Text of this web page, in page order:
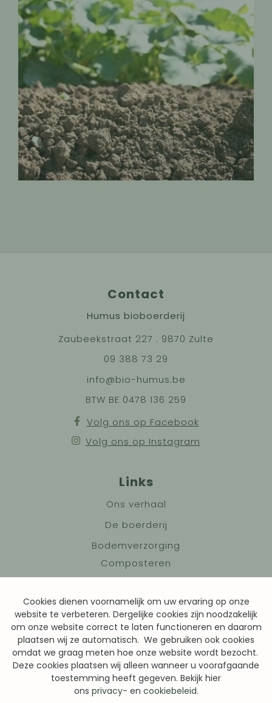
Cookies dienen voornamelijk om uw ervaring op onze
website te verbeteren. Dergelijke cookies zijn noodzakelijk
om onze website correct te laten functioneren en daarom
plaatsen wij ze automatisch. We gebruiken ook cookies
omdat we graag meten hoe onze website wordt bezocht.
Deze cookies plaatsen wij alleen wanneer u voorafgaande
toestemming heeft gegeven. Bekijk hier
ons privacy- en cookiebeleid.
Contact
Humus bioboerderij
Zaubeekstraat 227 . 9870 Zulte
09 388 73 29
info@bio-humus.be
BTW BE 0478 136 259
Volg ons op Facebook
Volg ons op Instagram
Links
Ons verhaal
De boerderij
Bodemverzorging
Composteren
Academy
Contact
Privacybeleid
Voorwaarden